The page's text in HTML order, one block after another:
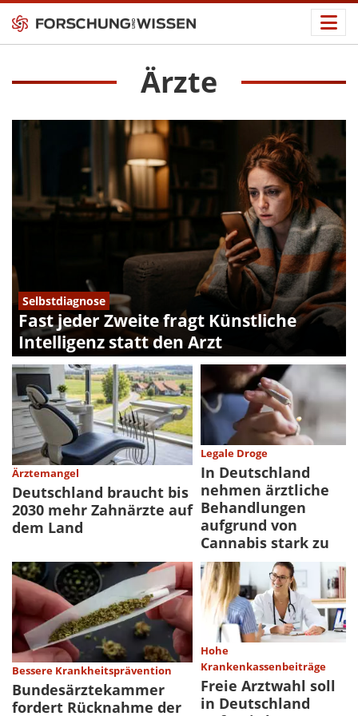
Ärzte
Selbstdiagnose
Fast jeder Zweite fragt Künstliche
Intelligenz statt den Arzt
Ärztemangel
Deutschland braucht bis
2030 mehr Zahnärzte auf
dem Land
Legale Droge
In Deutschland
nehmen ärztliche
Behandlungen
aufgrund von
Cannabis stark zu
Bessere Krankheitsprävention
Bundesärztekammer
fordert Rücknahme der
Hohe
Krankenkassenbeiträge
Freie Arztwahl soll
in Deutschland